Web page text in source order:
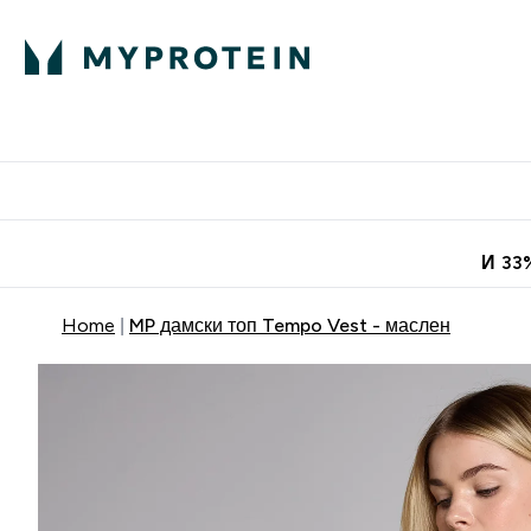
И
Home MP дамски топ Tempo Vest - маслен